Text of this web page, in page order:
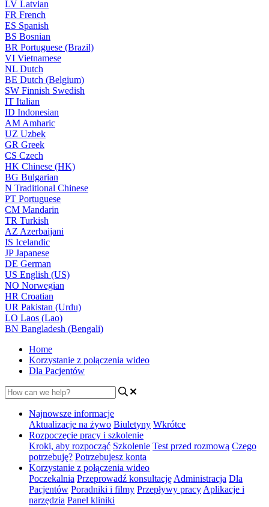
LV Latvian
FR French
ES Spanish
BS Bosnian
BR Portuguese (Brazil)
VI Vietnamese
NL Dutch
BE Dutch (Belgium)
SW Finnish Swedish
IT Italian
ID Indonesian
AM Amharic
UZ Uzbek
GR Greek
CS Czech
HK Chinese (HK)
BG Bulgarian
N Traditional Chinese
PT Portuguese
CM Mandarin
TR Turkish
AZ Azerbaijani
IS Icelandic
JPJapanese
DE German
US English (US)
NO Norwegian
HR Croatian
UR Pakistan (Urdu)
LO Laos (Lao)
BN Bangladesh (Bengali)
Home
Korzystanie z połączenia wideo
Dla Pacjentów
Najnowsze informacje
Aktualizacje na żywo Biuletyny Wkrótce
Rozpoczęcie pracy i szkolenie
Kroki, aby rozpocząć Szkolenie Test przed rozmową Czego
potrzebuję? Potrzebujesz konta
Korzystanie z połączenia wideo
Poczekalnia Przeprowadź konsultację Administracja Dla
Pacjentów Poradniki i filmy Przepływy pracy Aplikacje i
narzędzia Panel kliniki